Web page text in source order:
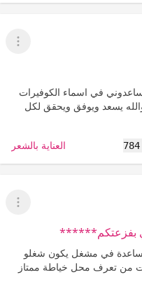
عرض
في اسماء الكوفيرات
يسعد ويوفق ويحقق لكل
784 العناية بالشعر
عرض
بفزعتكم******
في مشغل يكون شغلو
من تعرف محل خياطة ممتاز